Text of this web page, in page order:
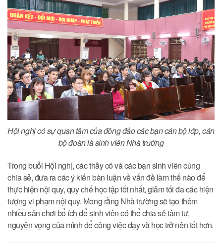
Hội nghị có sự quan tâm của đông đảo các bạn cán bộ lớp, cán
bộ đoàn là sinh viên Nhà trường
Trong buổi Hội nghị, các thầy cô và các bạn sinh viên cùng
chia sẻ, đưa ra các ý kiến bàn luận về vấn đề làm thế nào để
thực hiện nội quy, quy chế học tập tốt nhất, giảm tối đa các hiện
tượng vi phạm nội quy. Mong rằng Nhà trường sẽ tạo thêm
nhiều sân chơi bổ ích để sinh viên có thể chia sẻ tâm tư,
nguyện vọng của mình để công việc dạy và học trở nên tốt hơn.